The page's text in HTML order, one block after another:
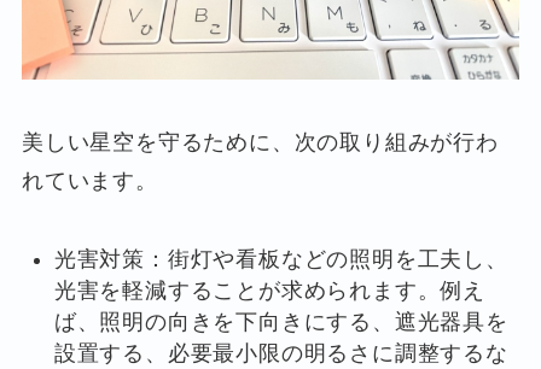
美しい星空を守るために、次の取り組みが行わ
れています。
光害対策：街灯や看板などの照明を工夫し、
光害を軽減することが求められます。例え
ば、照明の向きを下向きにする、遮光器具を
設置する、必要最小限の明るさに調整するな